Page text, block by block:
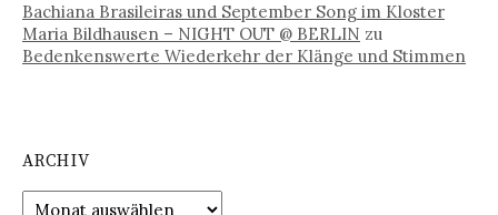
Bachiana Brasileiras und September Song im Kloster
Maria Bildhausen – NIGHT OUT @ BERLIN zu
Bedenkenswerte Wiederkehr der Klänge und Stimmen
ARCHIV
Archiv